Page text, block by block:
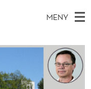
MENY